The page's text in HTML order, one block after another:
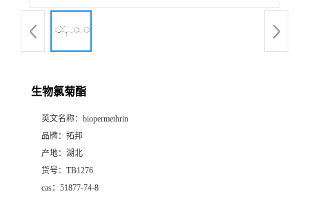
生物氯菊酯
英文名称： biopermethrin
品牌： 拓邦
产地： 湖北
货号： TB1276
cas： 51877-74-8